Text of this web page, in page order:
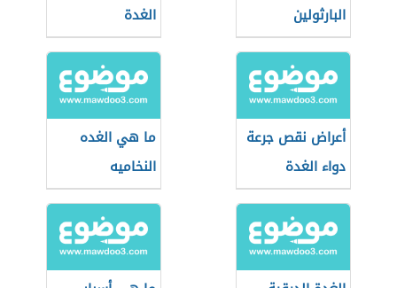
البارثولين
الغدة
أعراض نقص جرعة
دواء الغدة
الدرقية
ما هي الغده
النخاميه